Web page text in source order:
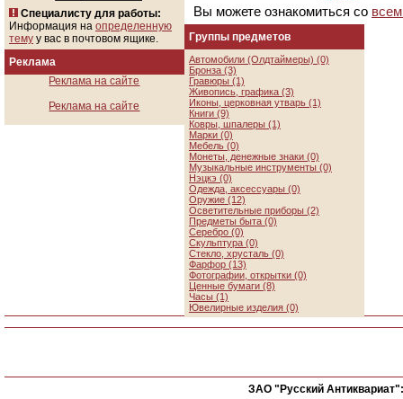
Специалисту для работы:
Информация на определенную
тему у вас в почтовом ящике.
Реклама
Реклама на сайте
Реклама на сайте
Вы можете ознакомиться со
Группы предметов
Автомобили (Олдтаймеры) (0)
Бронза (3)
Гравюры (1)
Живопись, графика (3)
Иконы, церковная утварь (1)
Книги (9)
Ковры, шпалеры (1)
Марки (0)
Мебель (0)
Монеты, денежные знаки (0)
Музыкальные инструменты (0)
Нэцкэ (0)
Одежда, аксессуары (0)
Оружие (12)
Осветительные приборы (2)
Предметы быта (0)
Серебро (0)
Скульптура (0)
Стекло, хрусталь (0)
Фарфор (13)
Фотографии, открытки (0)
Ценные бумаги (8)
Часы (1)
Ювелирные изделия (0)
ЗАО "Русский Антиквариат":